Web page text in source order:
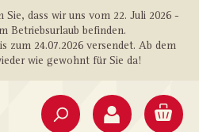
Sie, dass wir uns vom 22. Juli 2026 -
Betriebsurlaub befinden.
zum 24.07.2026 versendet. Ab dem
wie gewohnt für Sie da!